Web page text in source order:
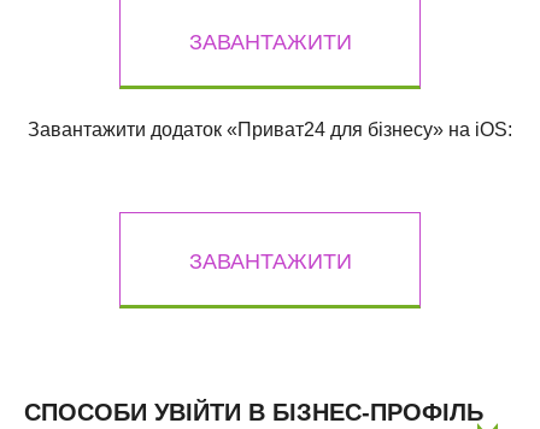
ЗАВАНТАЖИТИ
Завантажити додаток «Приват24 для бізнесу» на iOS:
ЗАВАНТАЖИТИ
СПОСОБИ УВІЙТИ В БІЗНЕС-ПРОФІЛЬ